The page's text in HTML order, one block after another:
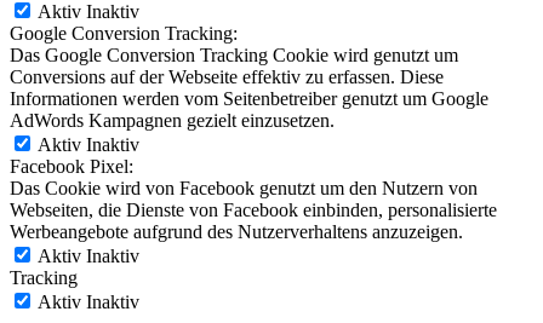
Aktiv Inaktiv
Google Conversion Tracking:
Das Google Conversion Tracking Cookie wird genutzt um
Conversions auf der Webseite effektiv zu erfassen. Diese
Informationen werden vom Seitenbetreiber genutzt um Google
AdWords Kampagnen gezielt einzusetzen.
Aktiv Inaktiv
Facebook Pixel:
Das Cookie wird von Facebook genutzt um den Nutzern von
Webseiten, die Dienste von Facebook einbinden, personalisierte
Werbeangebote aufgrund des Nutzerverhaltens anzuzeigen.
Aktiv Inaktiv
Tracking
Aktiv Inaktiv